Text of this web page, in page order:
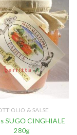
& SALSE
SUGO CINGHIALE
280g